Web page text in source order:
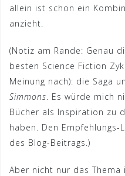
allein ist schon ein
anzieht.
(Notiz am Rande: Genau
besten Science Fiction
Meinung nach): die Saga
Simmons . Es würde mich
Bücher als Inspiration zu
haben. Den
des Blog-Beitrags.)
Aber nicht nur das Thema